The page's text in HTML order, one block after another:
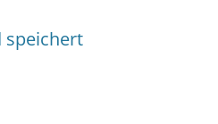
speichert